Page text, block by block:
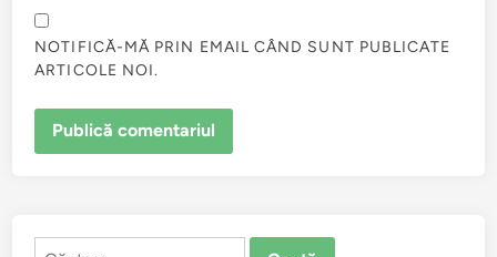
NOTIFICĂ-MĂ PRIN EMAIL CÂND SUNT PUBLICATE
ARTICOLE NOI.
Caută